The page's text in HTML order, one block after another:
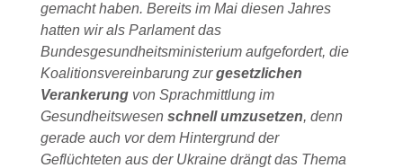
gemacht haben. Bereits im Mai diesen Jahres
hatten wir als Parlament das
Bundesgesundheitsministerium aufgefordert, die
Koalitionsvereinbarung zurgesetzlichen
Verankerungvon Sprachmittlung im
Gesundheitswesen schnell umzusetzen, denn
gerade auch vor dem Hintergrund der
Geflüchteten aus der Ukraine drängt das Thema